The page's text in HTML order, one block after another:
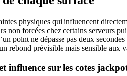
physiques qui influencent
non forcées chez certains serveurs
point ne dépasse pas deux
rebond prévisible mais sensible aux
influence sur les cotes